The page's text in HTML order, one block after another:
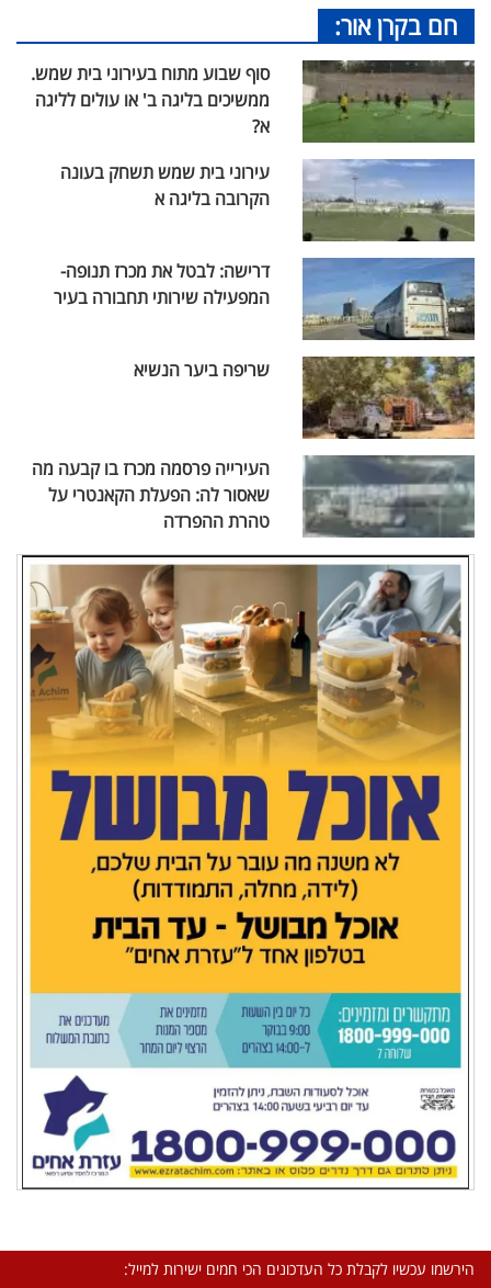
חם בקרן אור:
סוף שבוע מתוח בעירוני בית שמש.
ממשיכים בליגה ב' או עולים לליגה
א?
עירוני בית שמש תשחק בעונה
הקרובה בליגה א
דרישה: לבטל את מכרז תנופה-
המפעילה שירותי תחבורה בעיר
שריפה ביער הנשיא
העירייה פרסמה מכרז בו קבעה מה
שאסור לה: הפעלת הקאנטרי על
טהרת ההפרדה
הירשמו עכשיו לקבלת כל העדכונים הכי חמים ישירות למייל: